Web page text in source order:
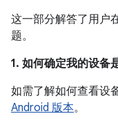
这一部分解答了用户
题。
1. 如何确定我的设备
如需了解如何查看设
Android 版本。